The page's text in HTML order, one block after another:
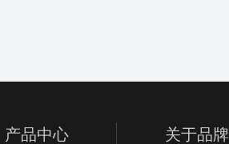
产品中心 关于品牌